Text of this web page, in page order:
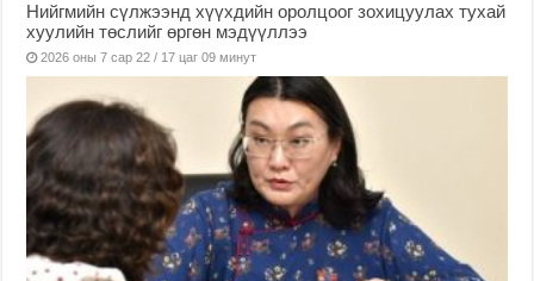
Нийгмийн сүлжээнд хүүхдийн оролцоог зохицуулах тухай
хуулийн төслийг өргөн мэдүүллээ
2026 оны 7 сар 22 / 17 цаг 09 минут